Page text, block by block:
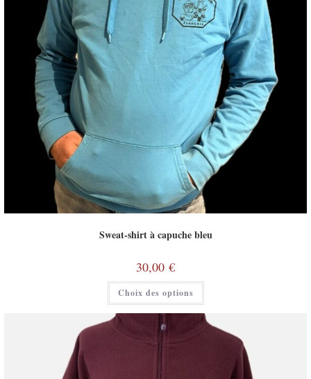
Sweat-shirt à capuche bleu
30,00 €
Choix des options